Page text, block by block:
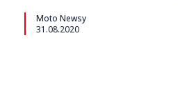
Moto Newsy
31.08.2020